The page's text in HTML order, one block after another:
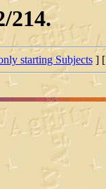
214.
starting Subjects] [